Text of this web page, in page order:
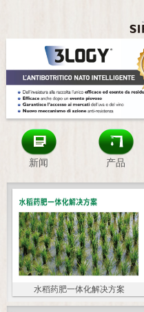
新闻 产品
水稻药肥一体化解决方案